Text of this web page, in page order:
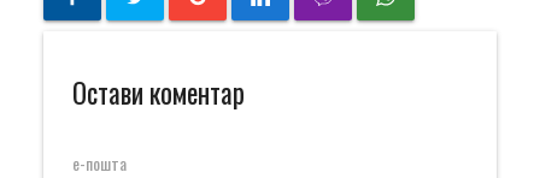
Остави коментар
е-пошта